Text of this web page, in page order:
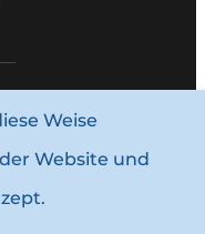
Konditionen
Weise
Website und